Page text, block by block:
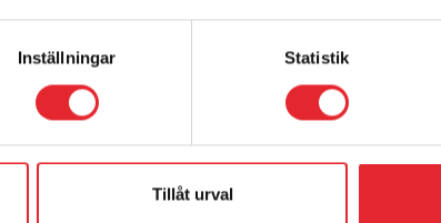
Inställningar Statistik
Tillåt urval